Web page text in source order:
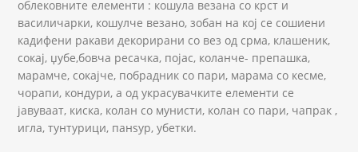
облековните елементи : кошула везана со крст и
василичарки, кошулче везано, зобан на кој се сошиени
кадифени ракави декорирани со вез од срма, клашеник,
сокај, џубе,бовча ресачка, појас, коланче- препашка,
марамче, сокајче, побрадник со пари, марама со кесме,
чорапи, кондури, а од украсувачките елементи се
јавуваат, киска, колан со мунисти, колан со пари, чапрак ,
игла, тунтурици, панѕур, убетки.